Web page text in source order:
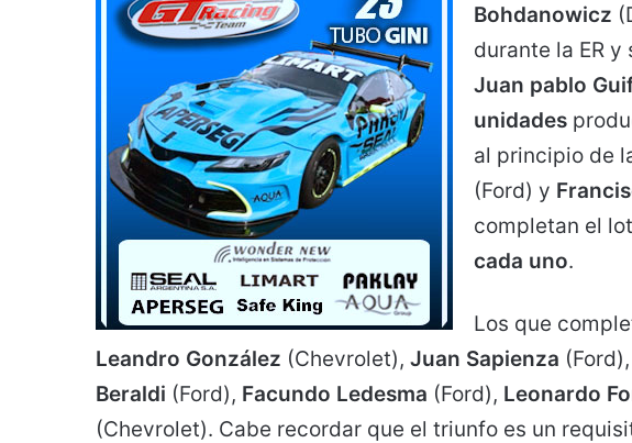
Bohdanowicz
durante la ER y
Juan pablo
unidades
al principio de
(Ford) y
completan el
cada uno.
Los que
Leandro González (Chevrolet), Juan Sapienza (Ford),
Beraldi (Ford), Facundo Ledesma (Ford), Leonardo
(Chevrolet). Cabe recordar que el triunfo es un